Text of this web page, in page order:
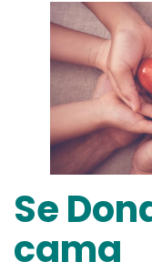
Se
cama